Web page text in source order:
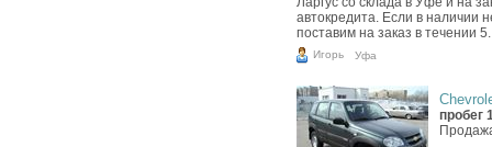
автокредита. Если в наличии
поставим на заказ в течении
Игорь Уфа
пробег